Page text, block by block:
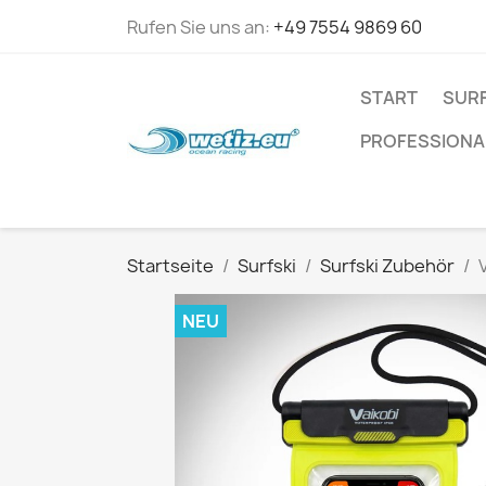
Rufen Sie uns an: +49 7554 9869 60
START
Startseite Surfski Surfski Zubehör
NEU